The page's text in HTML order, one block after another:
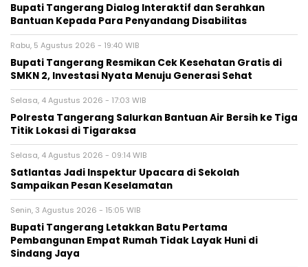
Bupati Tangerang Dialog Interaktif dan Serahkan
Bantuan Kepada Para Penyandang Disabilitas
Rabu, 5 Agustus 2026 - 19:40 WIB
‎Bupati Tangerang Resmikan Cek Kesehatan Gratis di
SMKN 2, Investasi Nyata Menuju Generasi Sehat
Selasa, 4 Agustus 2026 - 17:03 WIB
Polresta Tangerang Salurkan Bantuan Air Bersih ke Tiga
Titik Lokasi di Tigaraksa
Selasa, 4 Agustus 2026 - 09:14 WIB
Satlantas Jadi Inspektur Upacara di Sekolah
Sampaikan Pesan Keselamatan
Senin, 3 Agustus 2026 - 15:05 WIB
Bupati Tangerang Letakkan Batu Pertama
Pembangunan Empat Rumah Tidak Layak Huni di
Sindang Jaya